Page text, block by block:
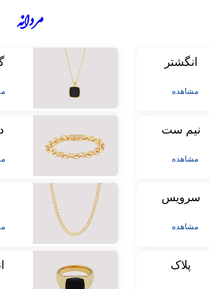
انگشتر
مشاهده
نیم ست
مشاهده
سرویس
مشاهده
پلاک
مردانه